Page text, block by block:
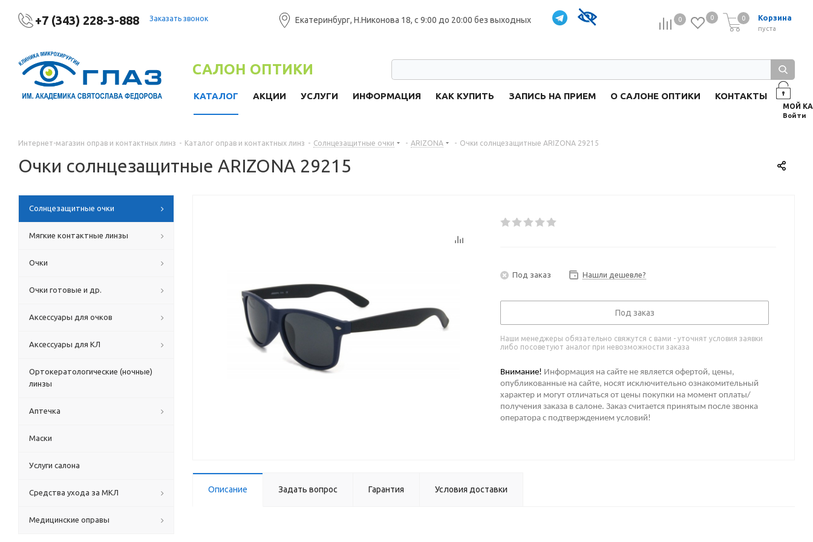
+7 (343) 228-3-888 Заказать звонок Екатеринбург, Н.Никонова 18, с 9:00 до 20:00 без выходных 0 0 Корзина
0
пуста
0
САЛОН ОПТИКИ
КАТАЛОГ АКЦИИ УСЛУГИ ИНФОРМАЦИЯ КАК КУПИТЬ ЗАПИСЬ НА ПРИЕМ О САЛОНЕ ОПТИКИ КОНТАКТЫ
Войти
Интернет-магазин оправ и контактных линз - Каталог оправ и контактных линз - Солнцезащитные очки - ARIZONA - Очки солнцезащитные ARIZONA 29215
Очки солнцезащитные ARIZONA 29215
Под заказ Нашли дешевле?
Под заказ
Наши менеджеры обязательно свяжутся с вами - уточнят условия заявки
либо посоветуют аналог при невозможности заказа
Внимание! Информация на сайте не является офертой, цены,
опубликованные на сайте, носят исключительно ознакомительный
характер и могут отличаться от цены покупки на момент оплаты/
получения заказа в салоне. Заказ считается принятым после звонка
оператора с подтверждением условий!
Описание Задать вопрос Гарантия Условия доставки
Солнцезащитные очки
Мягкие контактные линзы
Очки
Очки готовые и др.
Аксессуары для очков
Аксессуары для КЛ
Ортокератологические (ночные)
линзы
Аптечка
Маски
Услуги салона
Средства ухода за МКЛ
Медицинские оправы